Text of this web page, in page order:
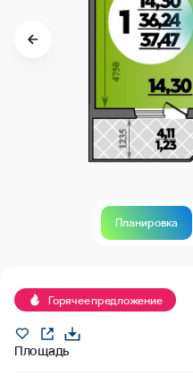
Планировка
Горячее предложение
Площадь